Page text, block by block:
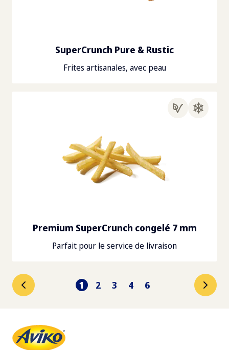
SuperCrunch Pure & Rustic
Frites artisanales, avec peau
Premium SuperCrunch congelé 7 mm
Parfait pour le service de livraison
1 2 3 4 6